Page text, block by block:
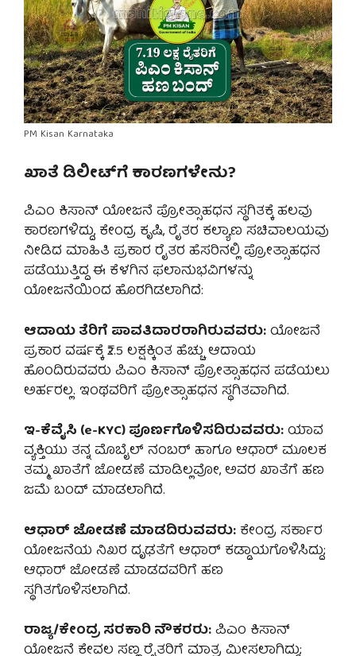
PM Kisan Karnataka
ಖಾತೆ ಡಿಲೀಟ್‌ಗೆ ಕಾರಣಗಳೇನು?
ಪಿಎಂ ಕಿಸಾನ್ ಯೋಜನೆ ಪ್ರೋತ್ಸಾಹಧನ ಸ್ಥಗಿತಕ್ಕೆ ಹಲವು
ಕಾರಣಗಳಿದ್ದು, ಕೇಂದ್ರ ಕೃಷಿ, ರೈತರ ಕಲ್ಯಾಣ ಸಚಿವಾಲಯವು
ನೀಡಿದ ಮಾಹಿತಿ ಪ್ರಕಾರ ರೈತರ ಹೆಸರಿನಲ್ಲಿ ಪ್ರೋತ್ಸಾಹಧನ
ಪಡೆಯುತ್ತಿದ್ದ ಈ ಕೆಳಗಿನ ಫಲಾನುಭವಿಗಳನ್ನು
ಯೋಜನೆಯಿಂದ ಹೊರಗಿಡಲಾಗಿದೆ:
ಆದಾಯ ತೆರಿಗೆ ಪಾವತಿದಾರರಾಗಿರುವವರು:ಯೋಜನೆ
ಪ್ರಕಾರ ವರ್ಷಕ್ಕೆ ₹2.5 ಲಕ್ಷಕ್ಕಿಂತ ಹೆಚ್ಚು ಆದಾಯ
ಹೊಂದಿರುವವರು ಪಿಎಂ ಕಿಸಾನ್ ಪ್ರೋತ್ಸಾಹಧನ ಪಡೆಯಲು
ಅರ್ಹರಲ್ಲ. ಇಂಥವರಿಗೆ ಪ್ರೋತ್ಸಾಹಧನ ಸ್ಥಗಿತವಾಗಿದೆ.
ಇ-ಕೆವೈಸಿ (e-KYC) ಪೂರ್ಣಗೊಳಿಸದಿರುವವರು:ಯಾವ
ವ್ಯಕ್ತಿಯು ತನ್ನ ಮೊಬೈಲ್ ನಂಬರ್ ಹಾಗೂ ಆಧಾರ್ ಮೂಲಕ
ತಮ್ಮ ಖಾತೆಗೆ ಜೋಡಣೆ ಮಾಡಿಲ್ಲವೋ, ಅವರ ಖಾತೆಗೆ ಹಣ
ಜಮೆ ಬಂದ್ ಮಾಡಲಾಗಿದೆ.
ಆಧಾರ್ ಜೋಡಣೆ ಮಾಡದಿರುವವರು: ಕೇಂದ್ರ ಸರ್ಕಾರ
ಯೋಜನೆಯ ನಿಖರ ದೃಢತೆಗೆ ಆಧಾರ್ ಕಡ್ಡಾಯಗೊಳಿಸಿದ್ದು;
ಆಧಾರ್ ಜೋಡಣೆ ಮಾಡದವರಿಗೆ ಹಣ
ಸ್ಥಗಿತಗೊಳಿಸಲಾಗಿದೆ.
ರಾಜ್ಯ/ಕೇಂದ್ರ ಸರಕಾರಿ ನೌಕರರು:ಪಿಎಂ ಕಿಸಾನ್
ಯೋಜನೆ ಕೇವಲ ಸಣ್ಣ ರೈತರಿಗೆ ಮಾತ್ರ ಮೀಸಲಾಗಿದ್ದು;